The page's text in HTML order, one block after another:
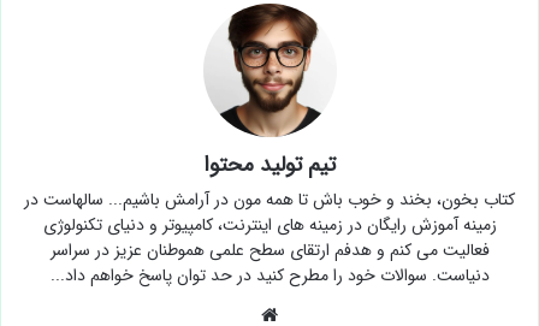
تیم تولید محتوا
کتاب بخون، بخند و خوب باش تا همه مون در آرامش باشیم... سالهاست در
زمینه آموزش رایگان در زمینه های اینترنت، کامپیوتر و دنیای تکنولوژی
فعالیت می کنم و هدفم ارتقای سطح علمی هموطنان عزیز در سراسر
دنیاست. سوالات خود را مطرح کنید در حد توان پاسخ خواهم داد...